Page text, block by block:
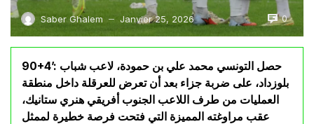
Saber Ghalem — Janvier 25, 2026 0
90+4’: حصل التونسي محمد علي بن حمودة، لاعب شباب
بلوزداد، على ضربة جزاء بعد أن تعرض للعرقلة داخل منطقة
العمليات من طرف اللاعب الجنوب أفريقي هنري ستانيك،
عقب مراوغته المميزة التي فتحت فرصة خطيرة لممثل